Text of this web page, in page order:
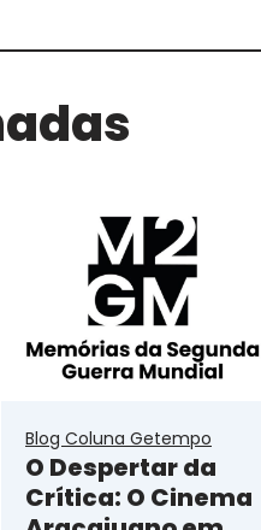
Blog Coluna Getempo
O Despertar da
Crítica: O Cinema